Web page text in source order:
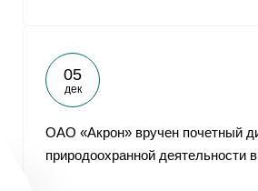
05
дек
ОАО «Акрон» вручен почетный
природоохранной деятельности